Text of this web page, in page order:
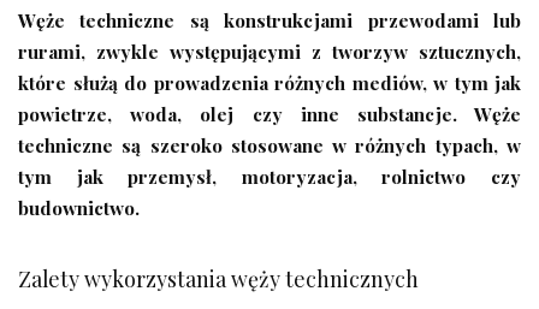
Węże techniczne są konstrukcjami przewodami lub
rurami, zwykle występującymi z tworzyw sztucznych,
które służą do prowadzenia różnych mediów, w tym jak
powietrze, woda, olej czy inne substancje. Węże
techniczne są szeroko stosowane w różnych typach, w
tym jak przemysł, motoryzacja, rolnictwo czy
budownictwo.
Zalety wykorzystania węży technicznych